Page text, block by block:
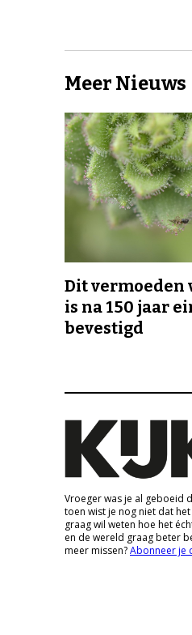
Meer Nieuws
Dit vermoeden
is na 150 jaar
bevestigd
Vroeger was je al geboeid
toen wist je nog niet dat
graag wil weten hoe het
en de wereld graag beter
meer missen?Abonneer je